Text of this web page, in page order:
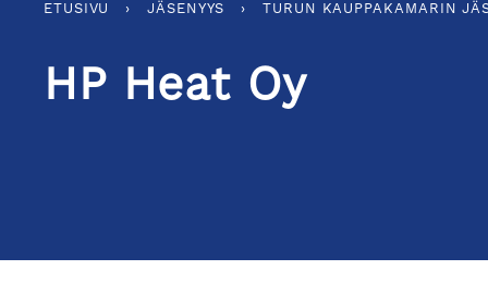
ETUSIVU › JÄSENYYS › TURUN KAUPPAKAMARIN
HP Heat Oy